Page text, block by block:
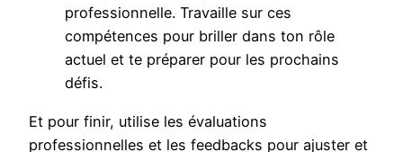
professionnelle. Travaille sur ces
compétences pour briller dans ton rôle
actuel et te préparer pour les prochains
défis.
Et pour finir, utilise les évaluations
professionnelles et les feedbacks pour ajuster et